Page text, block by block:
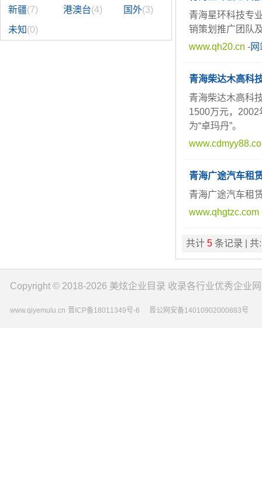
新疆(7) 港澳台(4) 国外(3)
未知(0)
青海星环科技专
销策划推广团队
www.qh20.cn -网
青海柴达木高科
青海柴达木高科
1500万元，2002
为“卓玛丹”。
青海广途汽车租
青海广途汽车租
www.qhgtzc.com
共计 5条记录 |
Copyright © 2018-2026 美炫企业目录 收录各行业优秀企业
www.qiyemulu.cn 晋ICP备18011349号-6 晋公网安备14010902000883号